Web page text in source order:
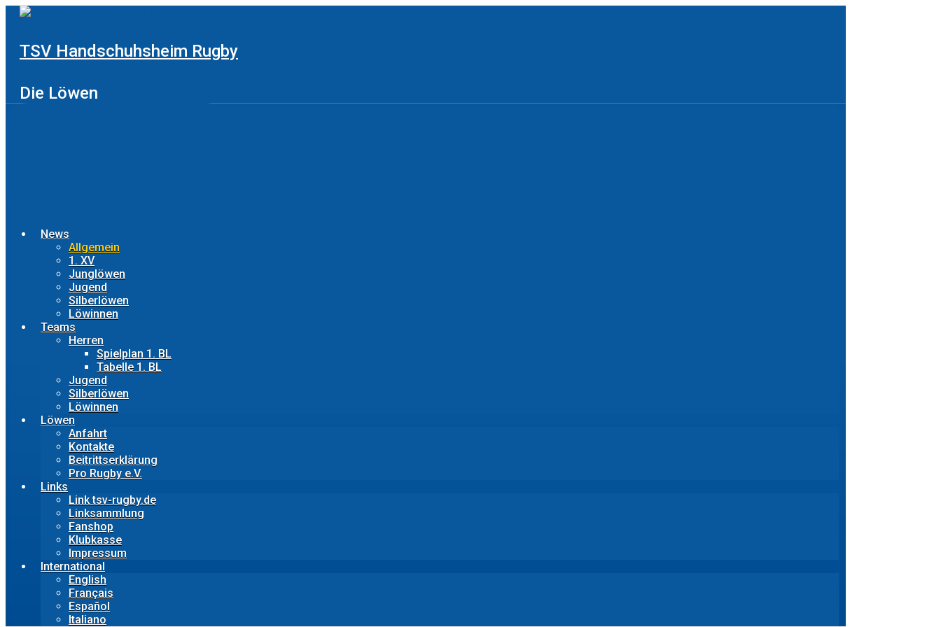
Zum
TSV Handschuhsheim Rugby
Die Löwen
News
Allgemein
1. XV
Junglöwen
Jugend
Silberlöwen
Löwinnen
Teams
Herren
Spielplan 1. BL
Tabelle 1. BL
Jugend
Silberlöwen
Löwinnen
Löwen
Anfahrt
Kontakte
Beitrittserklärung
Pro Rugby e.V.
Links
Link tsv-rugby.de
Linksammlung
Fanshop
Klubkasse
Impressum
International
English
Français
Español
Italiano